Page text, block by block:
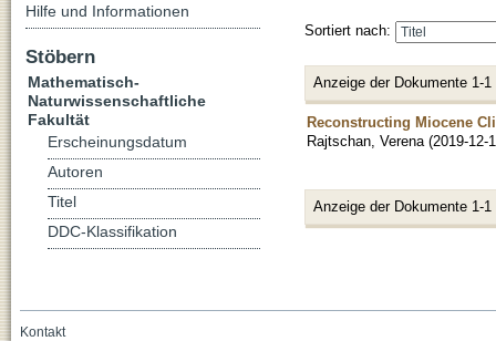
Sortiert nach:
Anzeige der Dokumente 1-1
Reconstructing Miocene
Rajtschan, Verena (2019-12-
Anzeige der Dokumente 1-1
Hilfe und Informationen
Stöbern
Mathematisch-
Naturwissenschaftliche
Fakultät
Erscheinungsdatum
Autoren
Titel
DDC-Klassifikation
Kontakt